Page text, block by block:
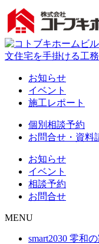
お知らせ
イベント
施工レポート
個別相談予約
お問合せ・資料
お知らせ
イベント
相談予約
お問合せ
MENU
smart2030 零和